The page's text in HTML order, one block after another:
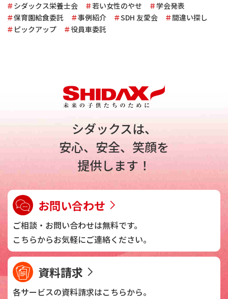
シダックス栄養士会
若い女性のやせ
学会発表
保育園給食委託
事例紹介 SDH 友愛会
間違い探し
ピックアップ
役員車委託
シダックスは、
安心、安全、笑顔を
提供します！
お問い合わせ
ご相談・お問い合わせは無料です。
こちらからお気軽にご連絡ください。
資料請求
各サービスの資料請求はこちらから。